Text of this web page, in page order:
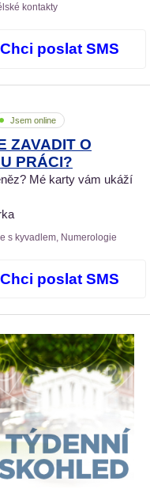
kontakty
Chci poslat SMS
Jsem online
ZAVADIT O
PRÁCI?
Mé karty vám ukáží
s kyvadlem, Numerologie
Chci poslat SMS